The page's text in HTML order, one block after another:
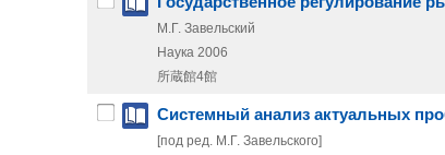
М.Г. Завельский
Наука 2006
所蔵館4館
Системный анализ актуальных
[под ред. М.Г. Завельского]